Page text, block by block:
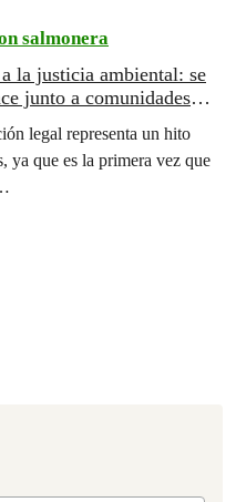
salmonera
justicia ambiental: se
junto a comunidades
legal representa un hito
ya que es la primera vez que